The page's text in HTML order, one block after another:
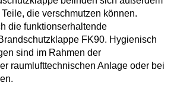
die verschmutzen können.
die funktionserhaltende
FK90. Hygienisch
sind im Rahmen der
raumlufttechnischen Anlage oder bei